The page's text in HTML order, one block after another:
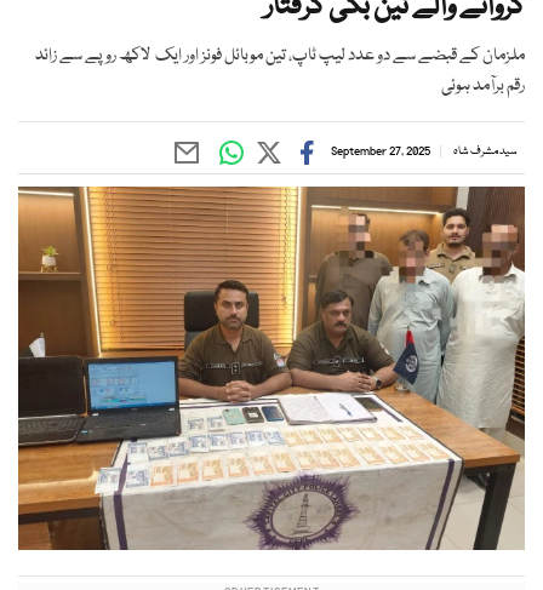
ملزمان کے قبضے سے دو عدد لیپ ٹاپ، تین موبائل فونز اور ایک لاکھ روپے سے زائد
رقم برآمد ہوئی
سید مشرف شاہ September 27, 2025